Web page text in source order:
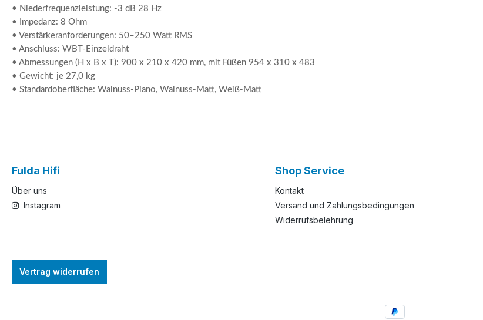
• Niederfrequenzleistung: -3 dB 28 Hz
• Impedanz: 8 Ohm
• Verstärkeranforderungen: 50–250 Watt RMS
• Anschluss: WBT-Einzeldraht
• Abmessungen (H x B x T): 900 x 210 x 420 mm, mit Füßen 954 x 310 x 483
• Gewicht: je 27,0 kg
• Standardoberfläche: Walnuss-Piano, Walnuss-Matt, Weiß-Matt
Fulda Hifi
Über uns
Instagram
Shop Service
Kontakt
Versand und Zahlungsbedingungen
Widerrufsbelehrung
Vertrag widerrufen